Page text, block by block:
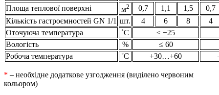
Площа теплової поверхні
м2 0,7 1,1 1,5
0,7
Кількість гастроємностей GN 1/1 шт. 4 6 8
4
Оточуюча температура
˚С
≤ +25
Вологість
%
≤ 60
Робоча температура
˚С +30…+60
* – необхідне додаткове узгодження (виділено червоним
кольором)